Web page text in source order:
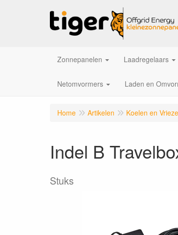
Zonnepanelen Laadregelaars
Netomvormers Laden en
Home Artikelen Koelen en
Indel B
Stuks